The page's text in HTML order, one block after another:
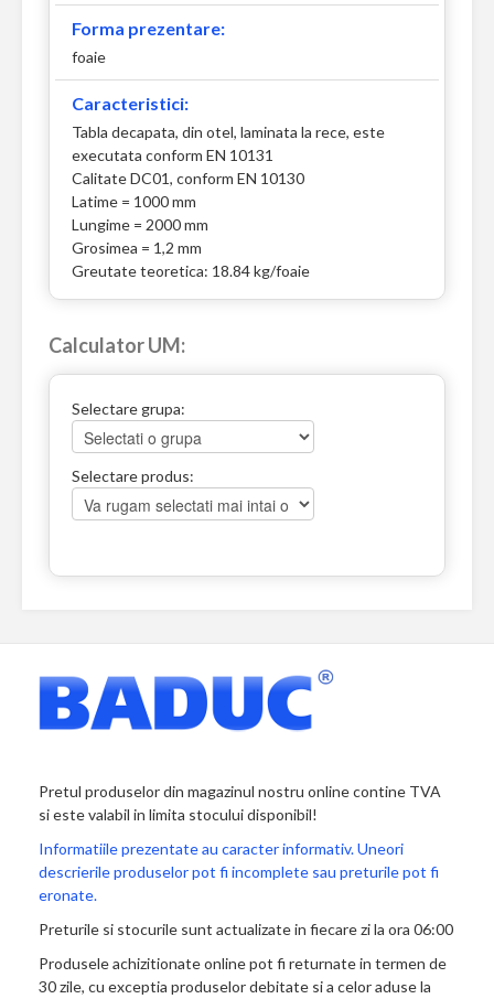
Forma prezentare:
foaie
Caracteristici:
Tabla decapata, din otel, laminata la rece, este
executata conform EN 10131
Calitate DC01, conform EN 10130
Latime = 1000 mm
Lungime = 2000 mm
Grosimea = 1,2 mm
Greutate teoretica: 18.84 kg/foaie
Calculator UM:
Selectare grupa:
Selectare produs:
Pretul produselor din magazinul nostru online contine TVA
si este valabil in limita stocului disponibil!
Informatiile prezentate au caracter informativ. Uneori
descrierile produselor pot fi incomplete sau preturile pot fi
eronate.
Preturile si stocurile sunt actualizate in fiecare zi la ora 06:00
Produsele achizitionate online pot fi returnate in termen de
30 zile, cu exceptia produselor debitate si a celor aduse la